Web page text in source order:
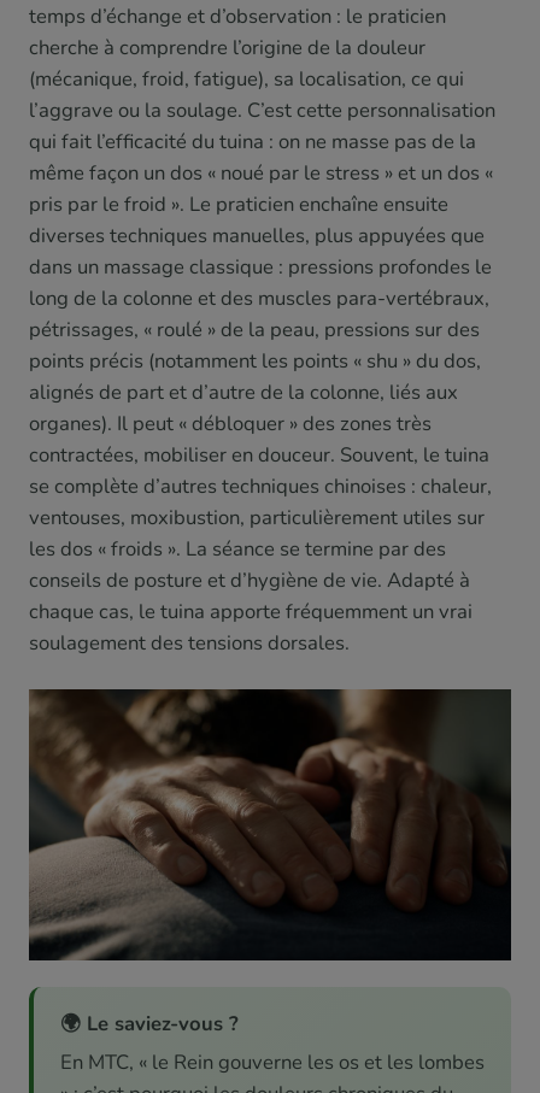
temps d’échange et d’observation : le praticien
cherche à comprendre l’origine de la douleur
(mécanique, froid, fatigue), sa localisation, ce qui
l’aggrave ou la soulage. C’est cette personnalisation
qui fait l’efficacité du tuina : on ne masse pas de la
même façon un dos « noué par le stress » et un dos «
pris par le froid ». Le praticien enchaîne ensuite
diverses techniques manuelles, plus appuyées que
dans un massage classique : pressions profondes le
long de la colonne et des muscles para-vertébraux,
pétrissages, « roulé » de la peau, pressions sur des
points précis (notamment les points « shu » du dos,
alignés de part et d’autre de la colonne, liés aux
organes). Il peut « débloquer » des zones très
contractées, mobiliser en douceur. Souvent, le tuina
se complète d’autres techniques chinoises : chaleur,
ventouses, moxibustion, particulièrement utiles sur
les dos « froids ». La séance se termine par des
conseils de posture et d’hygiène de vie. Adapté à
chaque cas, le tuina apporte fréquemment un vrai
soulagement des tensions dorsales.
🌍 Le saviez-vous ?
En MTC, « le Rein gouverne les os et les lombes